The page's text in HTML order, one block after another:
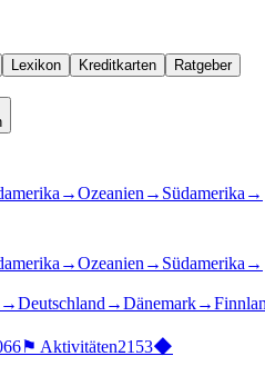
Lexikon Kreditkarten Ratgeber
→Ozeanien → Südamerika →
→Ozeanien → Südamerika →
→Deutschland →Dänemark→
⚑ Aktivitäten2153◆